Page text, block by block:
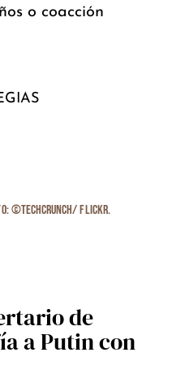
o coacción
de
a Putin con